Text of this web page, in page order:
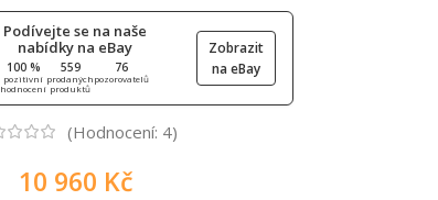
Podívejte se na naše
nabídky na eBay
100 %
pozitivní
hodnocení
559
prodaných
produktů
76
pozorovatelů
Zobrazit
na eBay
(Hodnocení: 4)
10 960 Kč